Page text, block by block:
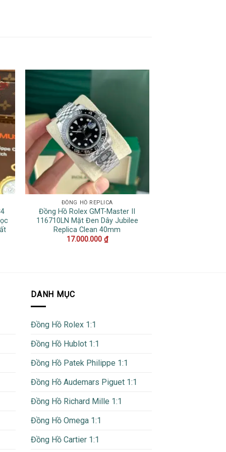
ĐỒNG HỒ REPLICA
Đồng Hồ Rolex GMT-Master II
116710LN Mặt Đen Dây Jubilee
Replica Clean 40mm
17.000.000 ₫
DANH MỤC
Đồng Hồ Rolex 1:1
Đồng Hồ Hublot 1:1
Đồng Hồ Patek Philippe 1:1
Đồng Hồ Audemars Piguet 1:1
Đồng Hồ Richard Mille 1:1
Đồng Hồ Omega 1:1
Đồng Hồ Cartier 1:1